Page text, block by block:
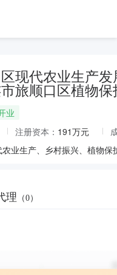
现代农业生产
旅顺口区植物保
业
注册资本： 191万元
理 （0）